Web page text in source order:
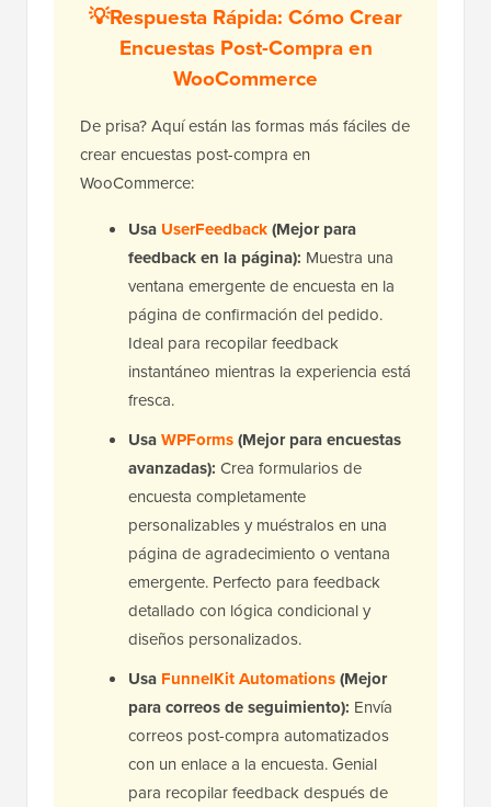
💡Respuesta Rápida: Cómo Crear
Encuestas Post-Compra en
WooCommerce
De prisa? Aquí están las formas más fáciles de
crear encuestas post-compra en
WooCommerce:
Usa UserFeedback(Mejor para
feedback en la página): Muestra una
ventana emergente de encuesta en la
página de confirmación del pedido.
Ideal para recopilar feedback
instantáneo mientras la experiencia está
fresca.
UsaWPForms(Mejor para encuestas
avanzadas): Crea formularios de
encuesta completamente
personalizables y muéstralos en una
página de agradecimiento o ventana
emergente. Perfecto para feedback
detallado con lógica condicional y
diseños personalizados.
Usa FunnelKit Automations(Mejor
para correos de seguimiento): Envía
correos post-compra automatizados
con un enlace a la encuesta. Genial
para recopilar feedback después de